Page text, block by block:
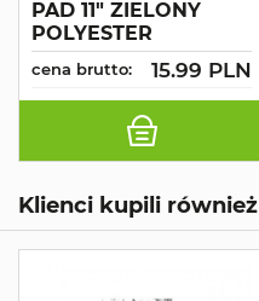
PAD 11" ZIELONY
POLYESTER
cena brutto: 15.99 PLN
Klienci kupili również